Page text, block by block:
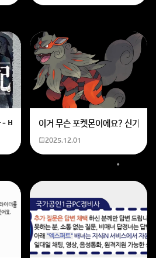
비행 마법 저격 여자 기억하기로는 위의 내
이거 무슨 포켓몬이에요? 신기하
2025.12.01